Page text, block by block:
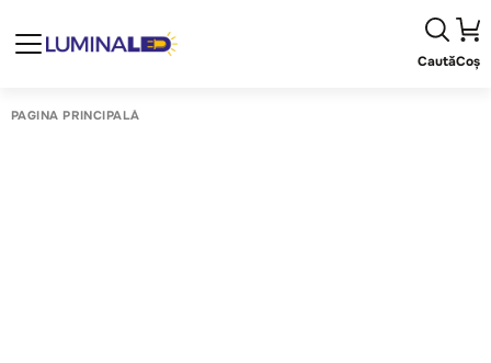
CautăCoș
PAGINA PRINCIPALĂ